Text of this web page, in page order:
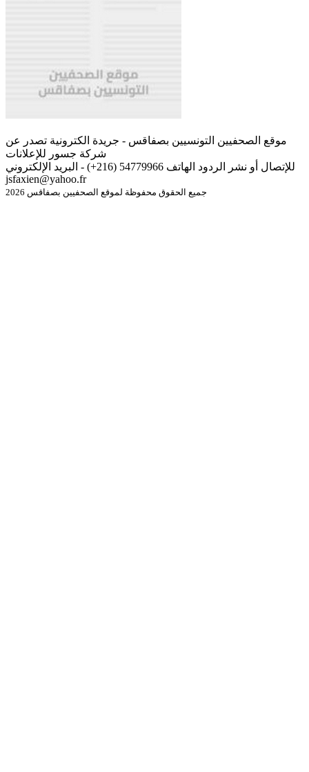
موقع الصحفيين التونسيين بصفاقس - جريدة الكترونية تصدر عن
شركة جسور للإعلانات
للإتصال أو نشر الردود الهاتف 54779966 (216+) - البريد الإلكتروني
jsfaxien@yahoo.fr
جميع الحقوق محفوظة لموقع الصحفيين بصفاقس 2026